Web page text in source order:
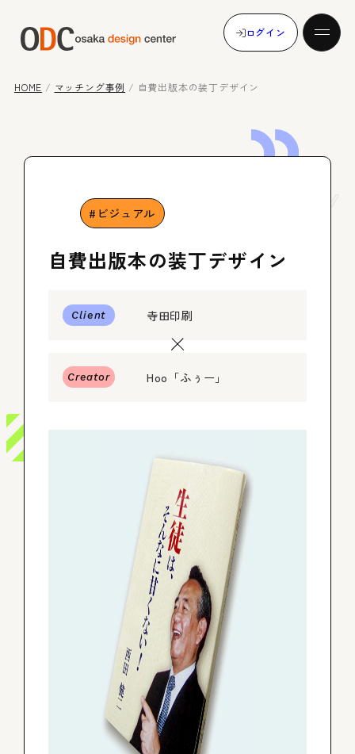
ログイン
受注する
マッチング事例
メンバー登録
HOME / マッチング事例 / 自費出版本の装丁デザイン
Case
ビジュアル
自費出版本の装丁デザイン
Client 寺田印刷
Creator Hoo「ふぅー」